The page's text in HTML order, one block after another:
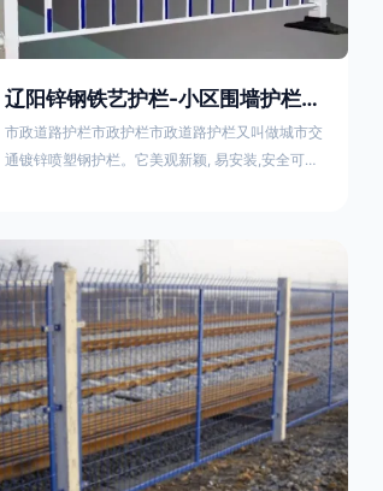
辽阳锌钢铁艺护栏-小区围墙护栏- 2025年17631598285新报价
市政道路护栏市政护栏市政道路护栏又叫做城市交
通镀锌喷塑钢护栏。它美观新颖, 易安装,安全可靠,
口等的隔离。主导产品：太阳能防眩光护栏，镀锌
钢质隔离栏，市政道路隔离护栏，人行道路护栏，
机动与非机动隔离护栏、道路中心隔离护栏、带广
告牌道路隔离护栏、河道安全护栏、草坪花坛护栏
等市政道路隔离护栏规格齐全、品种多，可以任